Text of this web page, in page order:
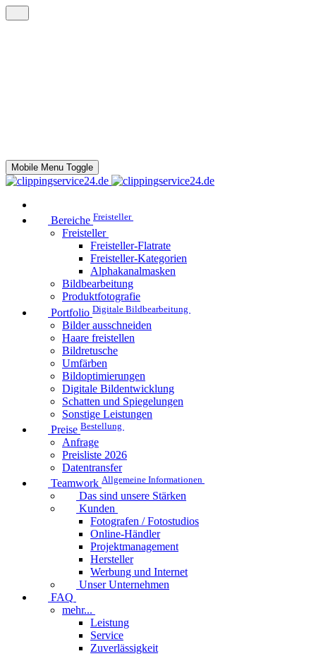
Mobile Menu Toggle
Bereiche Freisteller
Freisteller
Freisteller-Flatrate
Freisteller-Kategorien
Alphakanalmasken
Bildbearbeitung
Produktfotografie
Portfolio Digitale Bildbearbeitung
Bilder ausschneiden
Haare freistellen
Bildretusche
Umfärben
Bildoptimierungen
Digitale Bildentwicklung
Schatten und Spiegelungen
Sonstige Leistungen
Preise Bestellung
Anfrage
Preisliste 2026
Datentransfer
Teamwork Allgemeine Informationen
Das sind unsere Stärken
Kunden
Fotografen / Fotostudios
Online-Händler
Projektmanagement
Hersteller
Werbung und Internet
Unser Unternehmen
FAQ
mehr...
Leistung
Service
Zuverlässigkeit